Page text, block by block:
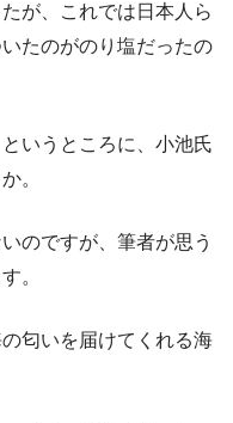
が、これでは日本人ら
たのがのり塩だったの
いうところに、小池氏
。
のですが、筆者が思う
。
匂いを届けてくれる海